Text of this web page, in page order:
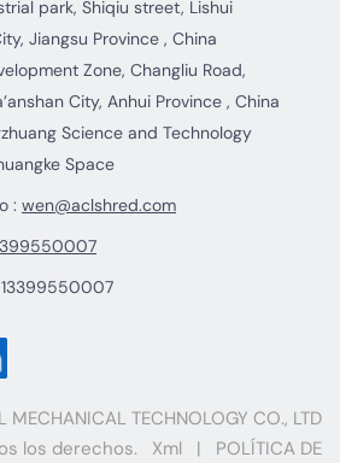
park, Shiqiu street, Lishui
Jiangsu Province , China
Zone, Changliu Road,
City, Anhui Province , China
Science and Technology
Space
: wen@aclshred.com
MECHANICAL TECHNOLOGY CO., LTD
los derechos.
Xml |
POLÍTICA DE